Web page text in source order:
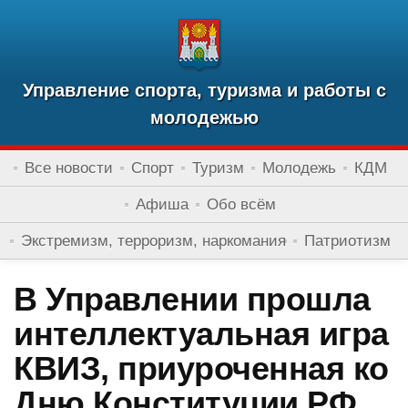
Управление спорта, туризма и работы с
молодежью
Все новости Спорт Туризм Молодежь КДМ
Афиша Обо всём
Экстремизм, терроризм, наркомания Патриотизм
В Управлении прошла
интеллектуальная игра
КВИЗ, приуроченная ко